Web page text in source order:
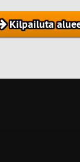
Kilpailuta